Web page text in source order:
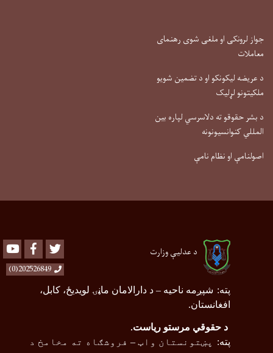
جواز لرونکی او ملغی شوی رهنمای
معاملات
د عریضه لیکونکو او د تضمین شویو
ملکیتونو لړلیک
د بشر حقوقو ته دلاسرسي لپاره بین
المللي کنوانسیونونه
اصولنامې او نظام نامې
د عدلیې وزارت Youtube Facebook
202526849(0)
پته: شپږمه ناحیه – د دارالامان ماڼۍ لویدیځ، کابل،
افغانستان.
د حقوقي مرستو ریاست.
پته: پښتونستان واټ – فروشګاه ته مخامخ د